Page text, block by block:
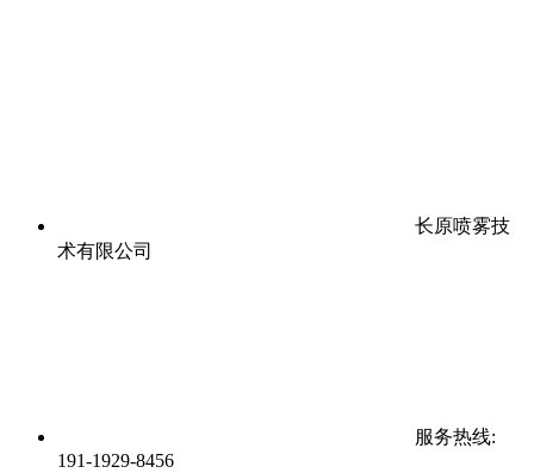
长原喷雾技
术有限公司
服务热线:
191-1929-8456